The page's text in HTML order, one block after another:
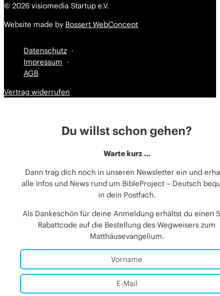
© 2026 visiomedia Startup e.V.
Website made by Bossert WebConcept
Datenschutz
Impressum
AGB
Vertrag widerrufen
Du willst schon gehen?
Warte kurz …
Dann trag dich noch in unseren Newsletter ein und
alle Infos und News rund um BibleProject – Deutsch
in dein Postfach.
Als Dankeschön für deine Anmeldung erhältst du einen
Rabattcode auf die Bestellung des Wegweisers zum
Matthäusevangelium.